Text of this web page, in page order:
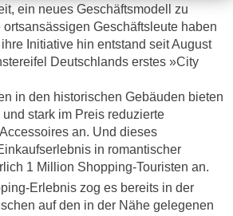
ein neues Geschäftsmodell zu
Geschäftsleute haben
Initiative hin entstand seit August
Deutschlands erstes »City
in den historischen Gebäuden bieten
stark im Preis reduzierte
an. Und dieses
in romantischer
1 Million Shopping-Touristen an.
Erlebnis zog es bereits in der
auf den in der Nähe gelegenen